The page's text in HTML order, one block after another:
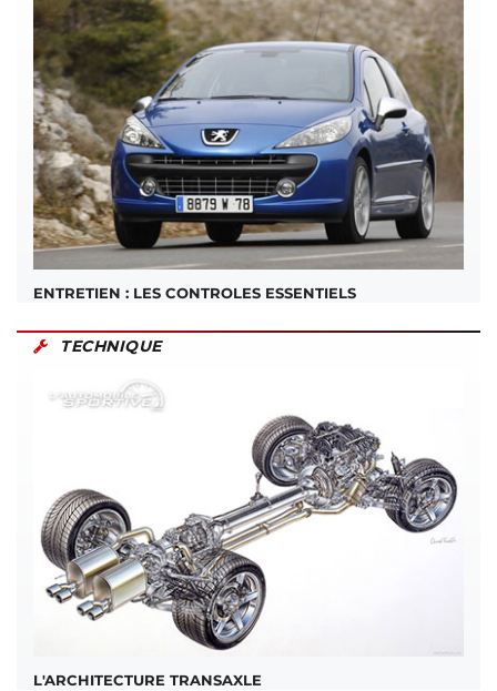
ENTRETIEN : LES CONTROLES ESSENTIELS
TECHNIQUE
L'ARCHITECTURE TRANSAXLE